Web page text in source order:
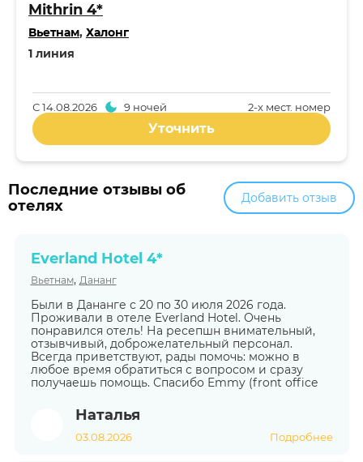
Mithrin 4*
Вьетнам, Халонг
1 линия
2-x мест. номер
С14.08.2026 9 ночей
Уточнить
Последние отзывы об
отелях
Добавить отзыв
Everland Hotel 4*
Вьетнам, Дананг
Были в Дананге с 20 по 30 июля 2026 года.
Проживали в отеле Everland Hotel. Очень
понравился отель! На ресепшн внимательный,
отзывчивый, доброжелательный персонал.
Всегда приветствуют, рады помочь: можно в
любое время обратиться с вопросом и сразу
получаешь помощь. Спасибо Emmy (front office
Наталья
03.08.2026 Подробнее